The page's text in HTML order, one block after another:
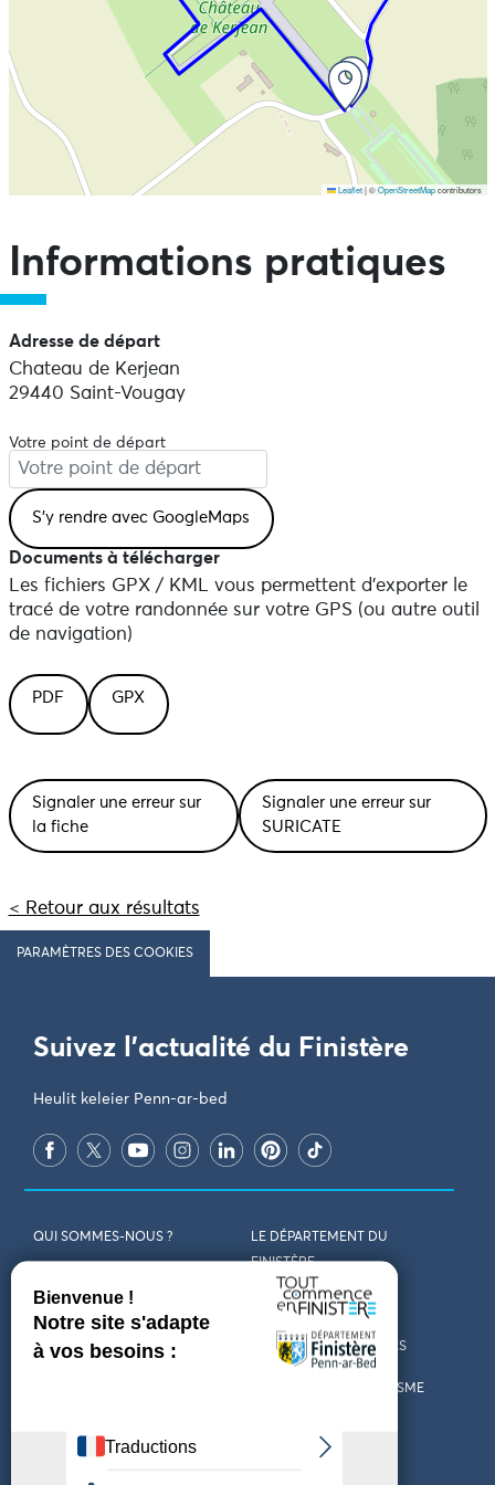
Leaflet |©OpenStreetMapcontributors
Informations pratiques
Adresse de départ
Chateau de Kerjean
29440 Saint-Vougay
Votre point de départ
Documents à télécharger
Les fichiers GPX / KML vous permettent d'exporter le
tracé de votre randonnée sur votre GPS (ou autre outil
de navigation)
PDF GPX
Signaler une erreur sur
la fiche
Signaler une erreur sur
SURICATE
< Retour aux résultats
PARAMÈTRES DES COOKIES
Suivez l'actualité du Finistère
Heulit keleier Penn-ar-bed
QUI SOMMES-NOUS ?
LE DÉPARTEMENT DU
FINISTÈRE
REJOIGNEZ-NOUS VENIR EN FINISTÈRE
CONTACT CARTES ET BROCHURES
LES OFFICES DE TOURISME